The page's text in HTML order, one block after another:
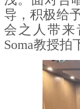
导，积极给
会之人带来
Soma教授